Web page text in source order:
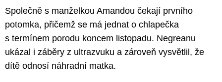
Společně s manželkou Amandou čekají prvního
potomka, přičemž se má jednat o chlapečka
s termínem porodu koncem listopadu. Negreanu
ukázal i záběry z ultrazvuku a zároveň vysvětlil, že
dítě odnosí náhradní matka.